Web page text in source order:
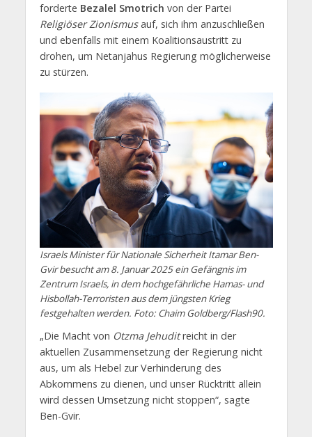
forderte Bezalel Smotrich von der Partei
Religiöser Zionismusauf, sich ihm anzuschließen
und ebenfalls mit einem Koalitionsaustritt zu
drohen, um Netanjahus Regierung möglicherweise
zu stürzen.
Israels Minister für Nationale Sicherheit Itamar Ben-
Gvir besucht am 8. Januar 2025 ein Gefängnis im
Zentrum Israels, in dem hochgefährliche Hamas- und
Hisbollah-Terroristen aus dem jüngsten Krieg
festgehalten werden. Foto: Chaim Goldberg/Flash90.
„Die Macht von Otzma Jehuditreicht in der
aktuellen Zusammensetzung der Regierung nicht
aus, um als Hebel zur Verhinderung des
Abkommens zu dienen, und unser Rücktritt allein
wird dessen Umsetzung nicht stoppen“, sagte
Ben-Gvir.